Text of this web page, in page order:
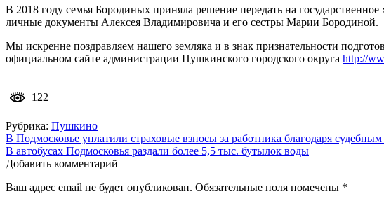
В 2018 году семья Бородиных приняла решение передать на
личные документы Алексея Владимировича и его сестры Марии Бородиной.
Мы искренне поздравляем нашего земляка и в знак признательности
официальном сайте администрации Пушкинского городского округа http://
122
Рубрика: Пушкино
Навигация
по
В Подмосковье уплатили страховые взносы за работника благодаря
В автобусах Подмосковья раздали более 5,5 тыс. бутылок воды
Добавить комментарий
Ваш адрес email не будет опубликован. Обязательные поля помечены *